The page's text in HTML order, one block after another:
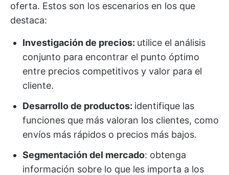
oferta. Estos son los escenarios en los que
destaca:
Investigación de precios: utilice el análisis
conjunto para encontrar el punto óptimo
entre precios competitivos y valor para el
cliente.
Desarrollo de productos: identifique las
funciones que más valoran los clientes, como
envíos más rápidos o precios más bajos.
Segmentación del mercado: obtenga
información sobre lo que les importa a los